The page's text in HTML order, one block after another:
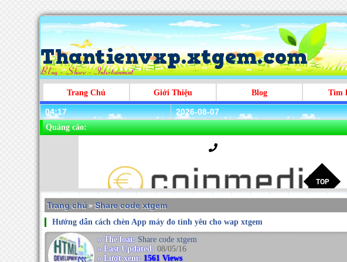
Trang Chủ Giới Thiệu Blog Tìm
04:17 2026-08-07
Quảng cáo:
Trang chủ >Share code xtgem
Hướng dẫn cách chèn App máy đo tình yêu cho wap xtgem
» Thể loại: Share code xtgem
» Last Updated: 08/05/16
» Lượt xem: 1561 Views